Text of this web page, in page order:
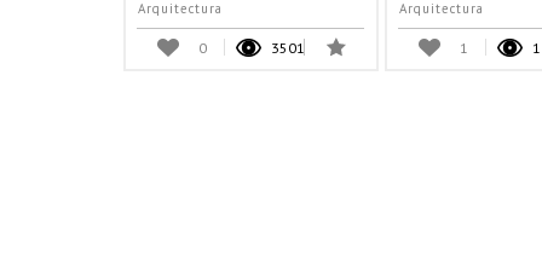
Arquitectura
0 3501
Arquitectura
1